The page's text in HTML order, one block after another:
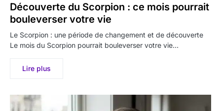
Découverte du Scorpion : ce mois pourrait
bouleverser votre vie
Le Scorpion : une période de changement et de découverte
Le mois du Scorpion pourrait bouleverser votre vie…
Lire plus